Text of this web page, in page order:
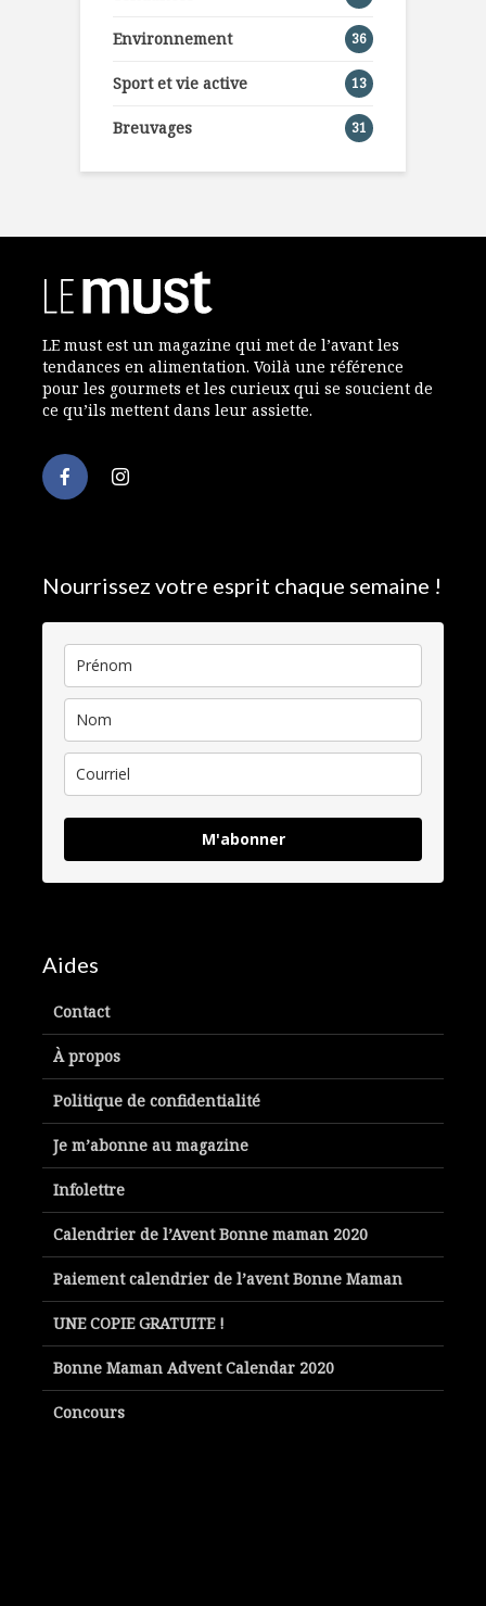
Environnement 36
Sport et vie active 13
Breuvages 31
LE must est un magazine qui met de l’avant les
tendances en alimentation. Voilà une référence
pour les gourmets et les curieux qui se soucient de
ce qu’ils mettent dans leur assiette.
Nourrissez votre esprit chaque semaine !
M'abonner
Aides
Contact
À propos
Politique de confidentialité
Je m’abonne au magazine
Infolettre
Calendrier de l’Avent Bonne maman 2020
Paiement calendrier de l’avent Bonne Maman
UNE COPIE GRATUITE !
Bonne Maman Advent Calendar 2020
Concours